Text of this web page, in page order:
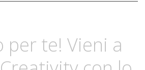
per te! Vieni a